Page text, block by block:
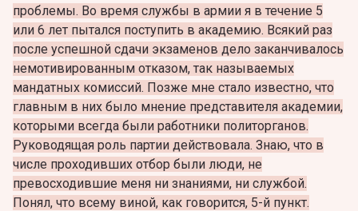
проблемы. Во время службы в армии я в течение 5
или 6 лет пытался поступить в академию. Всякий раз
после успешной сдачи экзаменов дело заканчивалось
немотивированным отказом, так называемых
мандатных комиссий. Позже мне стало известно, что
главным в них было мнение представителя академии,
которыми всегда были работники политорганов.
Руководящая роль партии действовала. Знаю, что в
числе проходивших отбор были люди, не
превосходившие меня ни знаниями, ни службой.
Понял, что всему виной, как говорится, 5-й пункт.